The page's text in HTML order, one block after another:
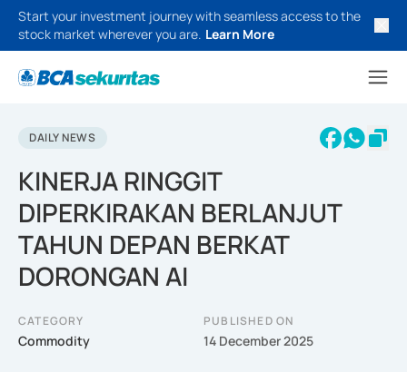
Start your investment journey with seamless access to the
stock market wherever you are. Learn More
DAILY NEWS
KINERJA RINGGIT
DIPERKIRAKAN BERLANJUT
TAHUN DEPAN BERKAT
DORONGAN AI
CATEGORY
Commodity
PUBLISHED ON
14 December 2025